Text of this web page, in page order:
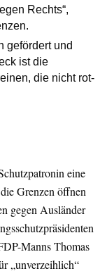
Rechts“,
gefördert und
ist die
die nicht rot-
eine
Grenzen öffnen
gegen Ausländer
Manns Thomas
„unverzeihlich“